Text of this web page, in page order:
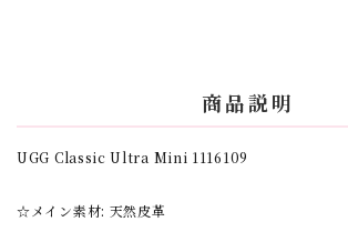
商品説明
UGG Classic Ultra Mini 1116109
☆メイン素材: 天然皮革